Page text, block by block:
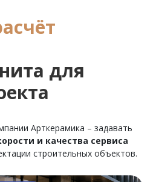
для
Арткерамика – задавать
и качества сервиса
строительных объектов.